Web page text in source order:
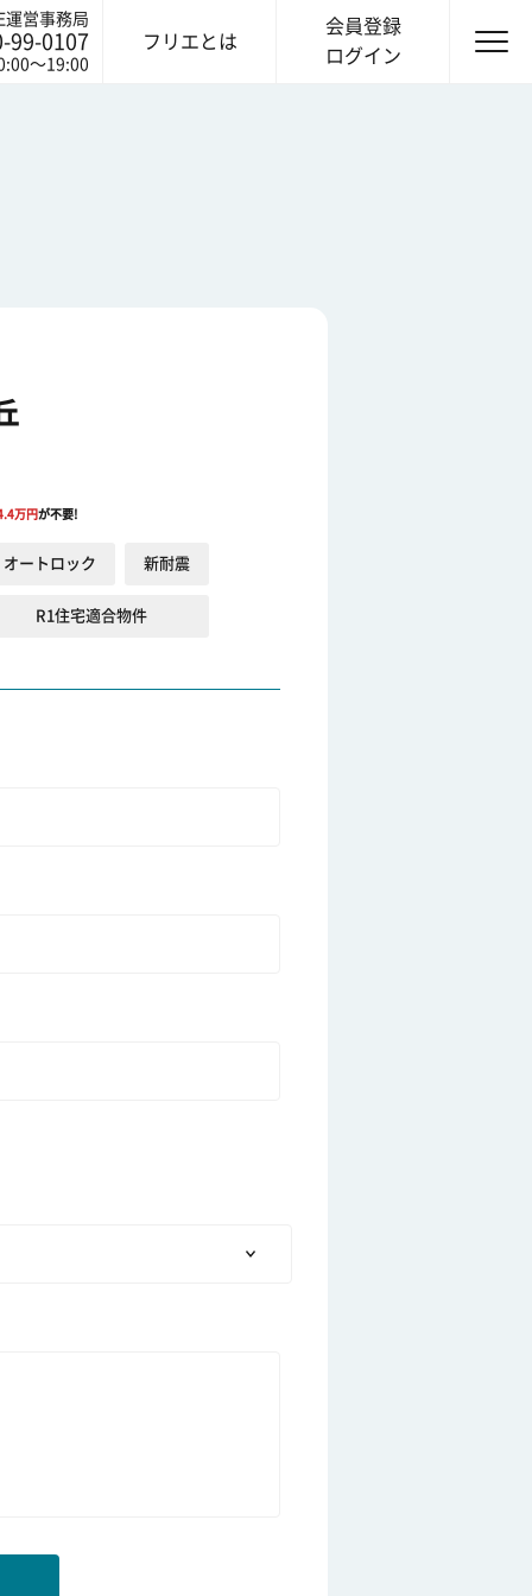
運営事務局
99-0107
〜19:00
フリエとは
会員登録
ログイン
万円が不要!
オートロック 新耐震
R1住宅適合物件